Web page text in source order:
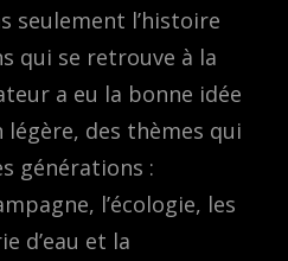
seulement l’histoire
qui se retrouve à la
a eu la bonne idée
des thèmes qui
générations :
l’écologie, les
d’eau et la